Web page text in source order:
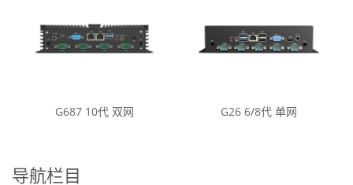
G687 10代 双网 G26 6/8代 单网
导航栏目